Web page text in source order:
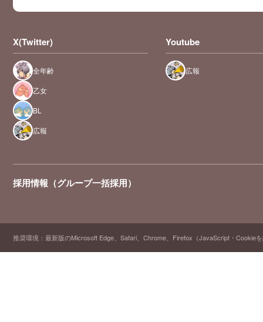
X(Twitter)
全年齢
乙女
BL
広報
Youtube
広報
採用情報（グループ一括採用）
推奨環境：最新版のMicrosoft Edge、Safari、Chrome、Firefox（JavaScript・Cookie